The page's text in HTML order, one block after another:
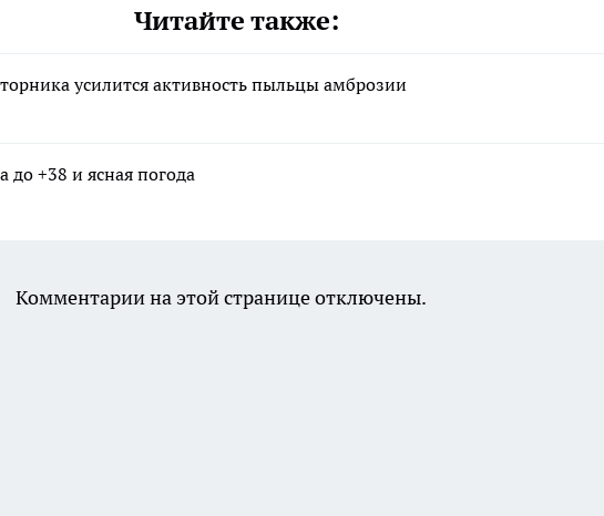
Читайте также:
усилится активность пыльцы амброзии
до +38 и ясная погода
Комментарии на этой странице отключены.